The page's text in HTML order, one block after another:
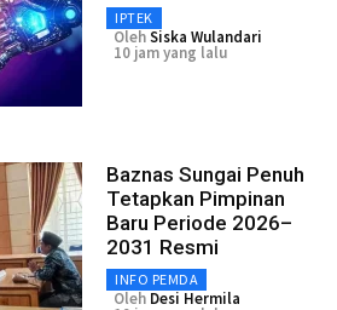
IPTEK
OlehSiska Wulandari
10 jam yang lalu
Baznas Sungai Penuh
Tetapkan Pimpinan
Baru Periode 2026–
2031 Resmi
INFO PEMDA
Oleh Desi Hermila